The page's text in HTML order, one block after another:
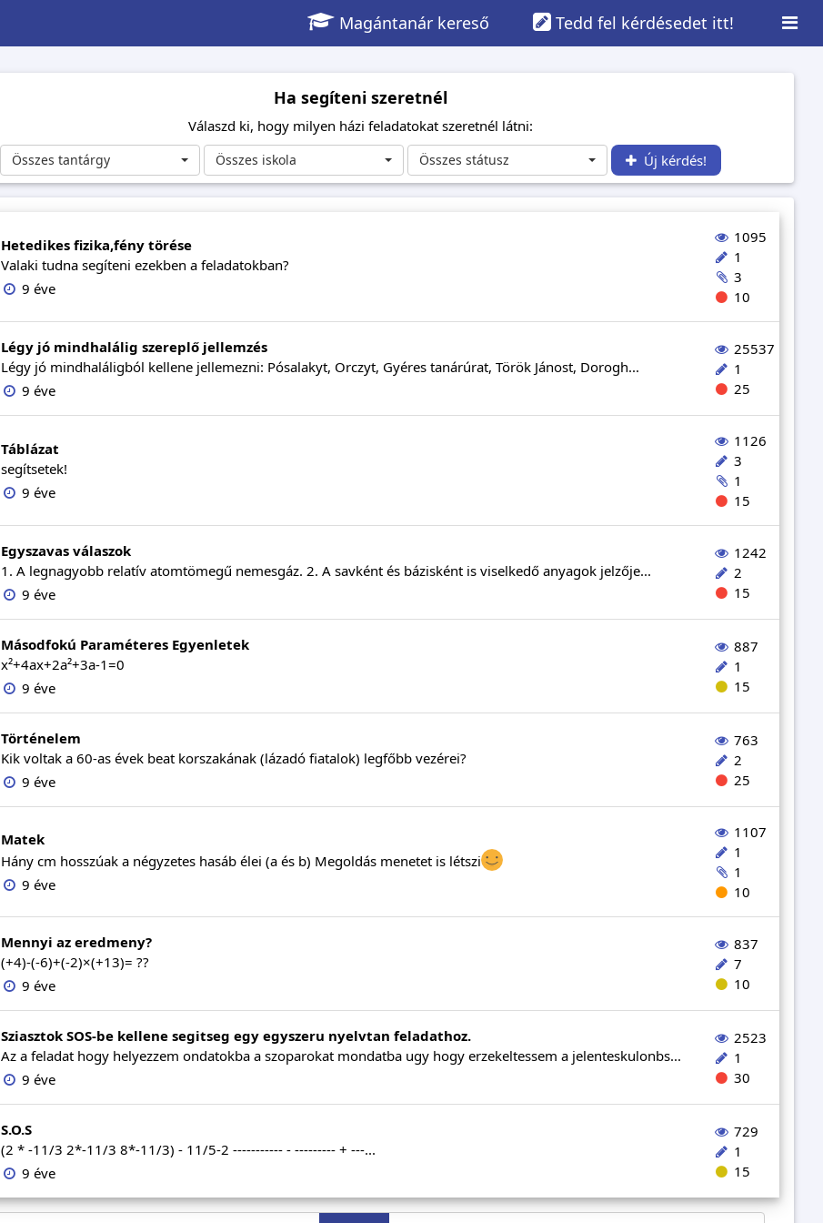
Tedd fel kérdésedet itt!
Magántanár kereső
Ha segíteni szeretnél
Válaszd ki, hogy milyen házi feladatokat szeretnél látni:
Összes tantárgy Összes iskola Összes státusz Új kérdés!
Hetedikes fizika,fény törése
Valaki tudna segíteni ezekben a feladatokban?
9 éve
1095
1
3
10
Légy jó mindhalálig szereplő jellemzés
Légy jó mindhaláligból kellene jellemezni: Pósalakyt, Orczyt, Gyéres tanárúrat, Török Jánost, Dorogh...
9 éve
25537
1
25
Táblázat
segítsetek!
9 éve
1126
3
1
15
Egyszavas válaszok
1. A legnagyobb relatív atomtömegű nemesgáz. 2. A savként és bázisként is viselkedő anyagok jelzője...
9 éve
1242
2
15
Másodfokú Paraméteres Egyenletek
x²+4ax+2a²+3a-1=0
9 éve
887
1
15
Történelem
Kik voltak a 60-as évek beat korszakának (lázadó fiatalok) legfőbb vezérei?
9 éve
763
2
25
Matek
Hány cm hosszúak a négyzetes hasáb élei (a és b) Megoldás menetet is létszi
9 éve
1107
1
1
10
Mennyi az eredmeny?
(+4)-(-6)+(-2)×(+13)= ??
9 éve
837
7
10
Sziasztok SOS-be kellene segitseg egy egyszeru nyelvtan feladathoz.
Az a feladat hogy helyezzem ondatokba a szoparokat mondatba ugy hogy erzekeltessem a jelenteskulonbs...
9 éve
2523
1
30
S.O.S
(2 * -11/3 2*-11/3 8*-11/3) - 11/5-2 ----------- - --------- + ---...
9 éve
729
1
15